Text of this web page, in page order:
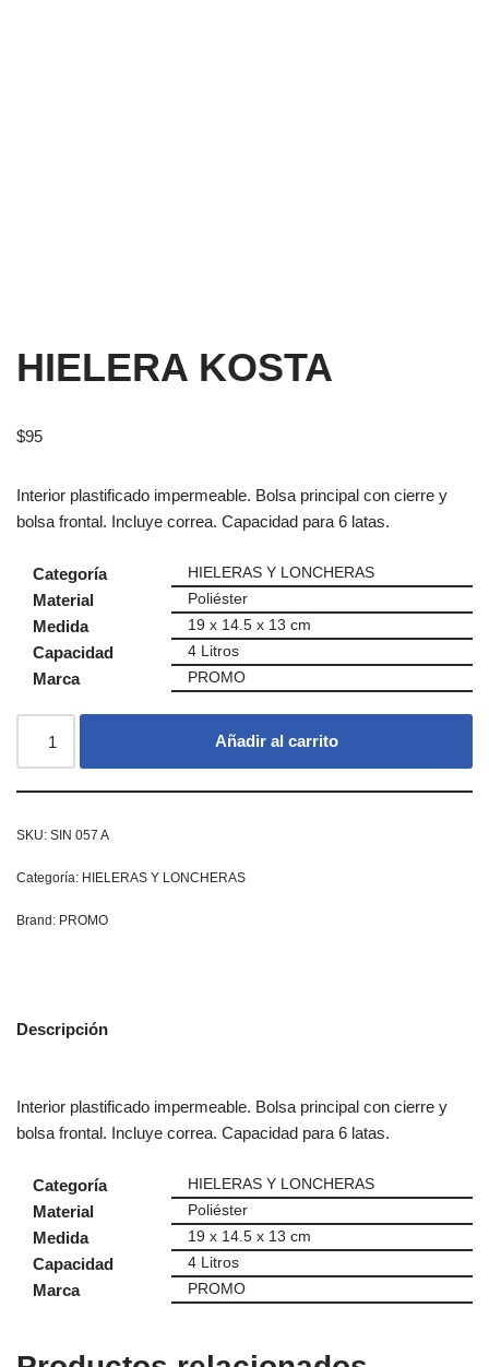
HIELERA KOSTA
$95
Interior plastificado impermeable. Bolsa principal con cierre y
bolsa frontal. Incluye correa. Capacidad para 6 latas.
Categoría HIELERAS Y LONCHERAS
Material Poliéster
Medida 19 x 14.5 x 13 cm
Capacidad 4 Litros
Marca PROMO
Añadir al carrito
SKU: SIN 057 A
Categoría: HIELERAS Y LONCHERAS
Brand: PROMO
Descripción
Interior plastificado impermeable. Bolsa principal con cierre y
bolsa frontal. Incluye correa. Capacidad para 6 latas.
Categoría HIELERAS Y LONCHERAS
Material Poliéster
Medida 19 x 14.5 x 13 cm
Capacidad 4 Litros
Marca PROMO